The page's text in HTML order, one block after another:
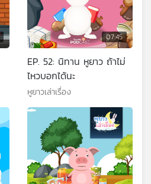
07:45
EP. 52: นิทาน หูยาว ถ้าไม่
ไหวบอกได้นะ
หูยาวเล่าเรื่อง